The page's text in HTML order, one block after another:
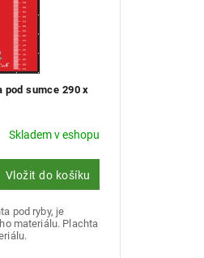
pod sumce 290 x
Skladem v eshopu
Vložit do košíku
pod ryby, je
materiálu. Plachta